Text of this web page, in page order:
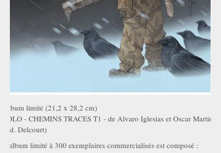
Album limité (21,2 x 28,2 cm)
SOLO - CHEMINS TRACES T1 - de Alvaro Iglesias et Oscar Martin
(Ed. Delcourt)
L'album limité à 300 exemplaires commercialisés est composé :